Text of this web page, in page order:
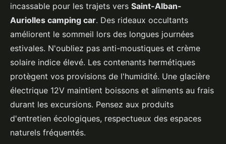
incassable pour les trajets vers Saint-Alban-
Auriolles camping car. Des rideaux occultants
améliorent le sommeil lors des longues journées
estivales. N'oubliez pas anti-moustiques et crème
solaire indice élevé. Les contenants hermétiques
protègent vos provisions de l'humidité. Une glacière
électrique 12V maintient boissons et aliments au frais
durant les excursions. Pensez aux produits
d'entretien écologiques, respectueux des espaces
naturels fréquentés.